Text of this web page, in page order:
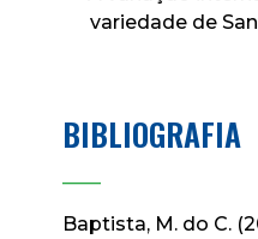
variedade de
BIBLIOGRAFIA
____
Baptista, M. do C.